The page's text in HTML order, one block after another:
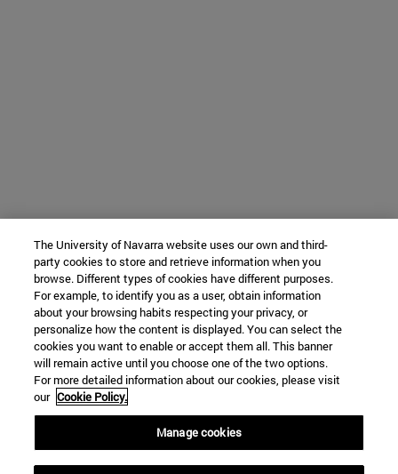
The University of Navarra website uses our own and third-
party cookies to store and retrieve information when you
browse. Different types of cookies have different purposes.
For example, to identify you as a user, obtain information
about your browsing habits respecting your privacy, or
personalize how the content is displayed. You can select the
cookies you want to enable or accept them all. This banner
will remain active until you choose one of the two options.
For more detailed information about our cookies, please visit
our Cookie Policy.
Manage cookies